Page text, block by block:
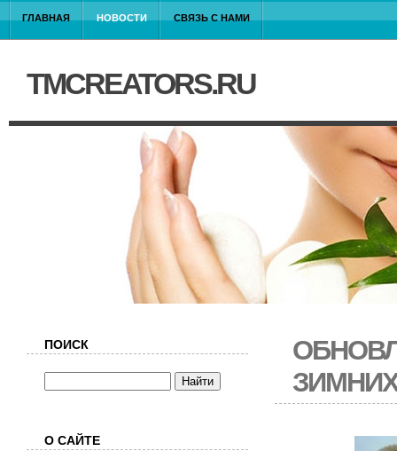
ГЛАВНАЯ НОВОСТИ СВЯЗЬ С НАМИ
TMCREATORS.RU
ПОИСК
О САЙТЕ